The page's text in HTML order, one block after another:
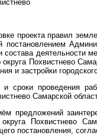
проекта правил
постановлением
состава деятельности
округа Похвистнево
и застройки
сроки проведения
Самарской
предложений
округа Похвистнево
постановления,